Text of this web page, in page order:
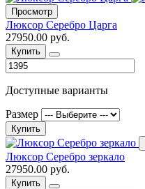
Просмотр
Люксор Серебро Царга
27950.00 руб.
Купить
Доступные варианты
Размер
Купить
Люксор Серебро зеркало
27950.00 руб.
Купить